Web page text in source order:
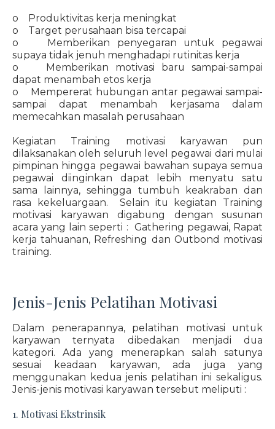
o Produktivitas kerja meningkat
o Target perusahaan bisa tercapai
o Memberikan penyegaran untuk pegawai
supaya tidak jenuh menghadapi rutinitas kerja
o Memberikan motivasi baru sampai-sampai
dapat menambah etos kerja
o Mempererat hubungan antar pegawai sampai-
sampai dapat menambah kerjasama dalam
memecahkan masalah perusahaan
Kegiatan Training motivasi karyawan pun
dilaksanakan oleh seluruh level pegawai dari mulai
pimpinan hingga pegawai bawahan supaya semua
pegawai diinginkan dapat lebih menyatu satu
sama lainnya, sehingga tumbuh keakraban dan
rasa kekeluargaan. Selain itu kegiatan Training
motivasi karyawan digabung dengan susunan
acara yang lain seperti : Gathering pegawai, Rapat
kerja tahuanan, Refreshing dan Outbond motivasi
training.
Jenis-Jenis Pelatihan Motivasi
Dalam penerapannya, pelatihan motivasi untuk
karyawan ternyata dibedakan menjadi dua
kategori. Ada yang menerapkan salah satunya
sesuai keadaan karyawan, ada juga yang
menggunakan kedua jenis pelatihan ini sekaligus.
Jenis-jenis motivasi karyawan tersebut meliputi :
1. Motivasi Ekstrinsik